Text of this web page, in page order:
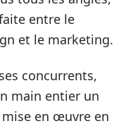
entre le
et le marketing.
concurrents,
main entier un
en œuvre en